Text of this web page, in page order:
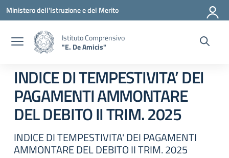
Vai ai contenuti
Vai al menu di navigazione
Vai al footer
Ministero dell'Istruzione e del Merito
Istituto Comprensivo
"E. De Amicis"
INDICE DI TEMPESTIVITA’ DEI
PAGAMENTI AMMONTARE
DEL DEBITO II TRIM. 2025
INDICE DI TEMPESTIVITA' DEI PAGAMENTI
AMMONTARE DEL DEBITO II TRIM. 2025